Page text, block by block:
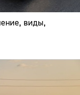
виды,